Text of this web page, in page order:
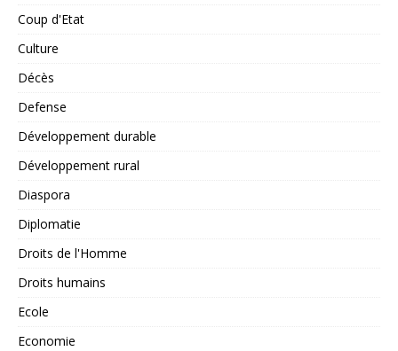
Coup d'Etat
Culture
Décès
Defense
Développement durable
Développement rural
Diaspora
Diplomatie
Droits de l'Homme
Droits humains
Ecole
Economie